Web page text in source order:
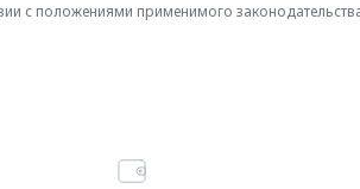
с положениями применимого